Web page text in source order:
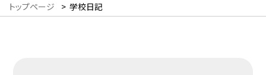
トップページ > 学校日記